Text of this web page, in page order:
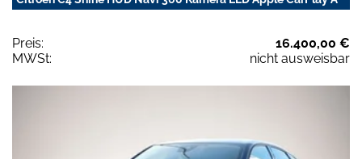
Preis:
16.400,00 €
MWSt:
nicht ausweisbar